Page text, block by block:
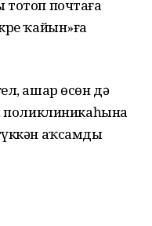
почтаға
ҡайын»ға
ашар өсөн дә
поликлиникаһына
аҡсамдың